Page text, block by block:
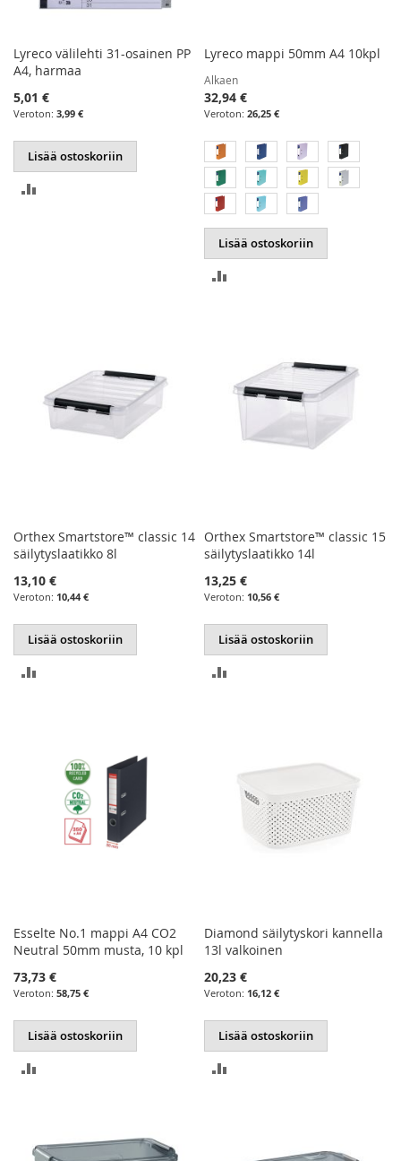
Lyreco välilehti 31-osainen PP
A4, harmaa
5,01 €
3,99 €
Lisää ostoskoriin
Lyreco mappi 50mm A4 10kpl
Alkaen
32,94 €
26,25 €
Lisää ostoskoriin
Orthex Smartstore™ classic 14
säilytyslaatikko 8l
13,10 €
10,44 €
Lisää ostoskoriin
Orthex Smartstore™ classic 15
säilytyslaatikko 14l
13,25 €
10,56 €
Lisää ostoskoriin
Esselte No.1 mappi A4 CO2
Neutral 50mm musta, 10 kpl
73,73 €
58,75 €
Lisää ostoskoriin
Diamond säilytyskori kannella
13l valkoinen
20,23 €
16,12 €
Lisää ostoskoriin